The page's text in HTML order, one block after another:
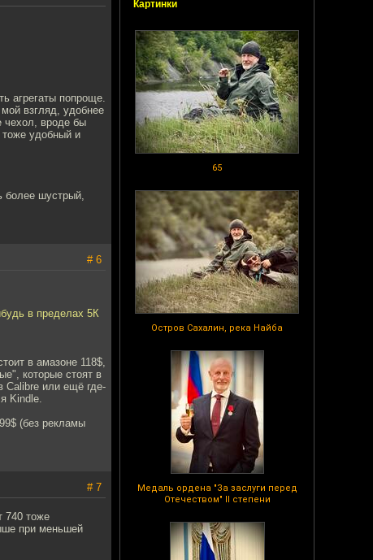
Картинки
65
Остров Сахалин, река Найба
Медаль ордена "За заслуги перед
Отечеством" II степени
агрегаты попроще.
взгляд, удобнее
чехол, вроде бы
тоже удобный и
более шустрый,
# 6
в пределах 5К
в амазоне 118$,
которые стоят в
Calibre или ещё где-
Kindle.
(без рекламы
# 7
740 тоже
при меньшей